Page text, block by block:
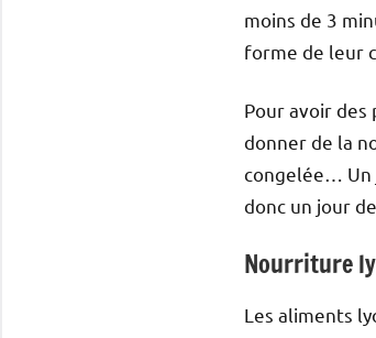
moins de 3
forme de leur
Pour avoir
donner de la
congelée… Un
donc un jour
Nourriture
Les aliments